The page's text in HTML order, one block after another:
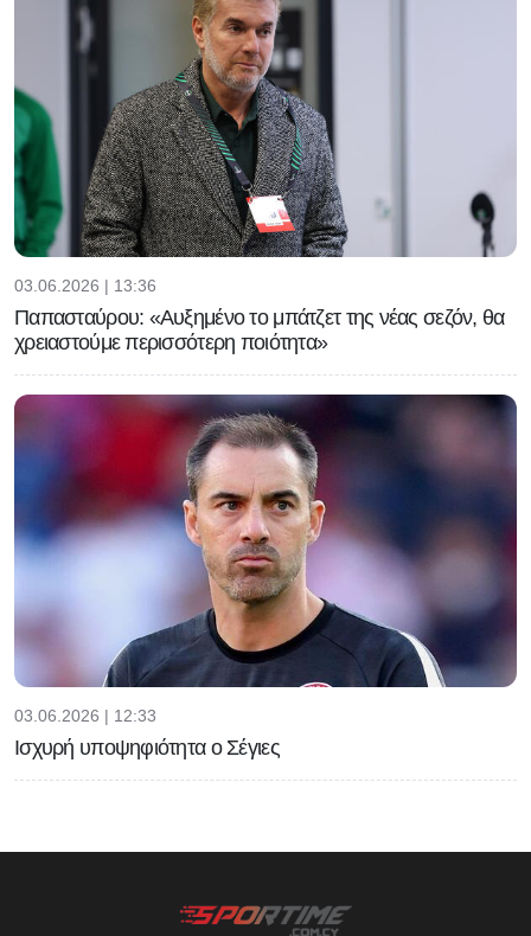
03.06.2026 | 13:36
Παπασταύρου: «Αυξημένο το μπάτζετ της νέας σεζόν, θα
χρειαστούμε περισσότερη ποιότητα»
03.06.2026 | 12:33
Ισχυρή υποψηφιότητα ο Σέγιες